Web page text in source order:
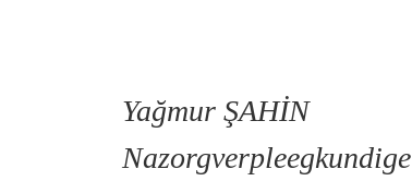
Yağmur ŞAHİN
Nazorgverpleegkundige